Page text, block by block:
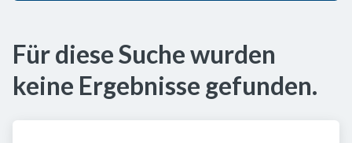
Für diese Suche wurden
keine Ergebnisse gefunden.